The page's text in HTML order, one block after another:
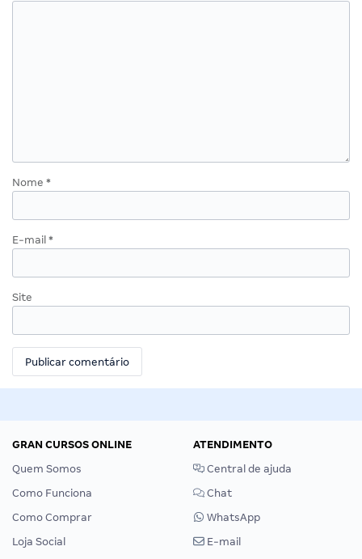
Nome *
E-mail *
Site
GRAN CURSOS ONLINE
Quem Somos
Como Funciona
Como Comprar
Loja Social
ATENDIMENTO
Central de ajuda
Chat
WhatsApp
E-mail